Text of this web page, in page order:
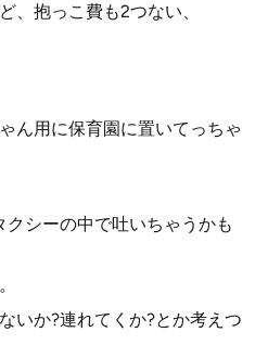
、抱っこ費も2つない、
ん用に保育園に置いてっちゃ
クシーの中で吐いちゃうかも
いか?連れてくか?とか考えつ